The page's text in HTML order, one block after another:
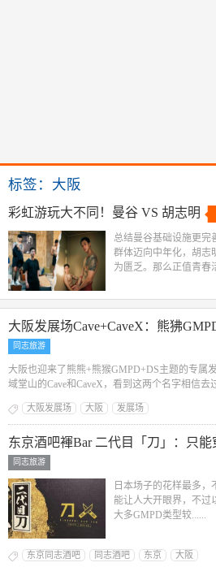
标签：大阪
彩虹游玩大不同！曼谷 VS 胡志明
总结曼谷基础设施更完
群体迈向中年化，胡志
为匮乏。那么正值青春
大阪发展场Cave+CaveX：熊狒
同志旅游
大阪也迎来了熊熊+熊猴GMPD+DS主题的专属
域堂山的Cave和CaveX，看到这两个名字相信去
大阪发展场 大阪 发展场
东京酒吧褌Bar 二代目「刀」：只能
同志旅游
日本场子的花样最多
能让人大开眼界，不过
大多GMPD类型较......
东京同志酒吧 同志酒吧 东京 大阪